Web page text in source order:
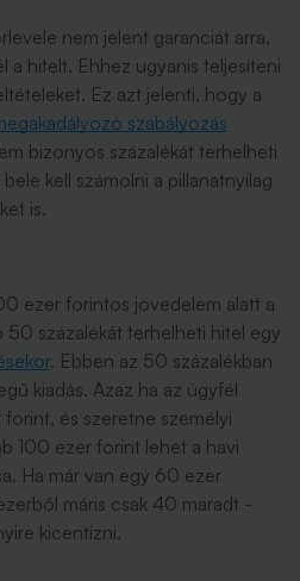
nem jelent garanciát arra,
a hitelt. Ehhez ugyanis teljesíteni
Ez azt jelenti, hogy a
szabályozás
bizonyos százalékát terhelheti
kell számolni a pillanatnyilag
is.
ezer forintos jövedelem alatt a
százalékát terhelheti hitel egy
. Ebben az 50 százalékban
kiadás. Azaz ha az ügyfél
és szeretne személyi
100 ezer forint lehet a havi
Ha már van egy 60 ezer
máris csak 40 maradt -
kicentizni.